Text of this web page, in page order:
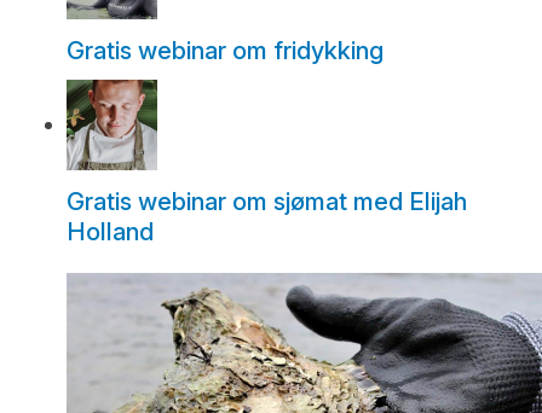
Gratis webinar om fridykking
Gratis webinar om sjømat med Elijah
Holland